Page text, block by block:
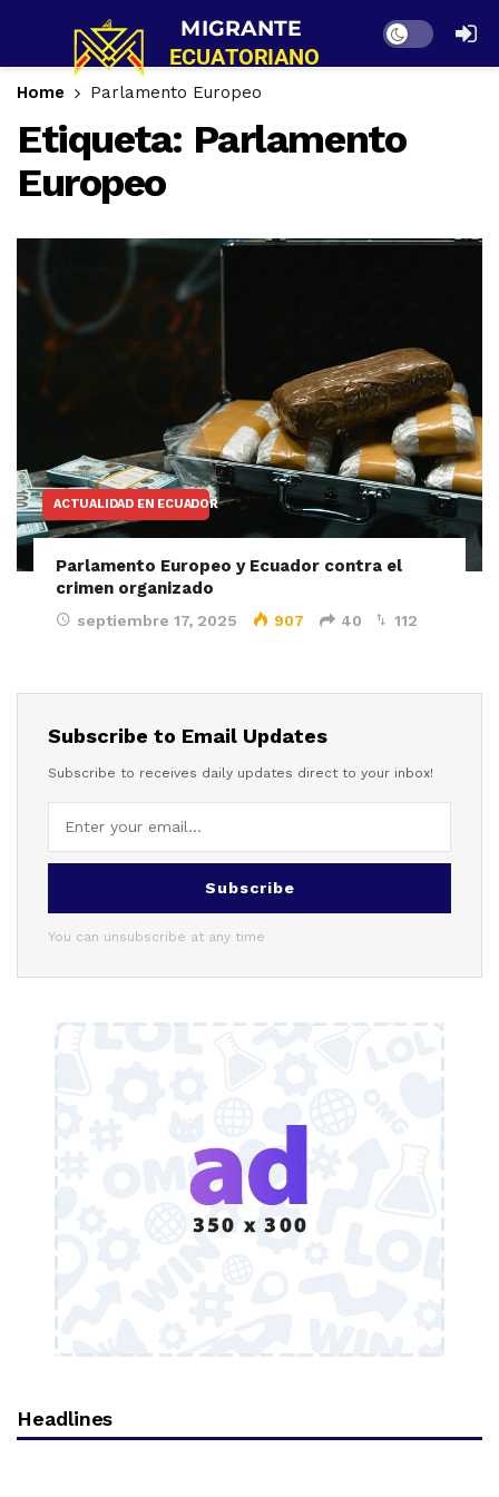
Dark mode
Home Parlamento Europeo
Etiqueta: Parlamento
Europeo
ACTUALIDAD EN ECUADOR
Parlamento Europeo y Ecuador contra el
crimen organizado
septiembre 17, 2025 907 40 112
Subscribe to Email Updates
Subscribe to receives daily updates direct to your inbox!
Subscribe
You can unsubscribe at any time
Headlines